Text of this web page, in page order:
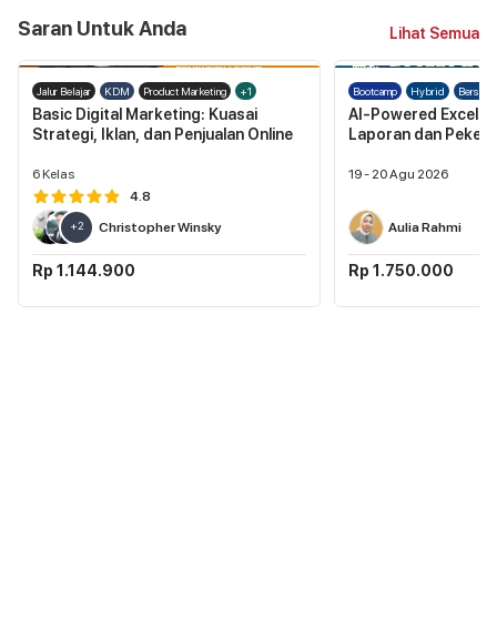
Saran Untuk Anda Lihat Semua
Jalur Belajar KDM Product Marketing +1
Basic Digital Marketing: Kuasai
Strategi, Iklan, dan Penjualan Online
6 Kelas
4.8
+2 Christopher Winsky
Rp 1.144.900
Bootcamp Hybrid
AI-Powered Excel:
Laporan dan
19 - 20 Agu 2026
Aulia Rahmi
Rp 1.750.000